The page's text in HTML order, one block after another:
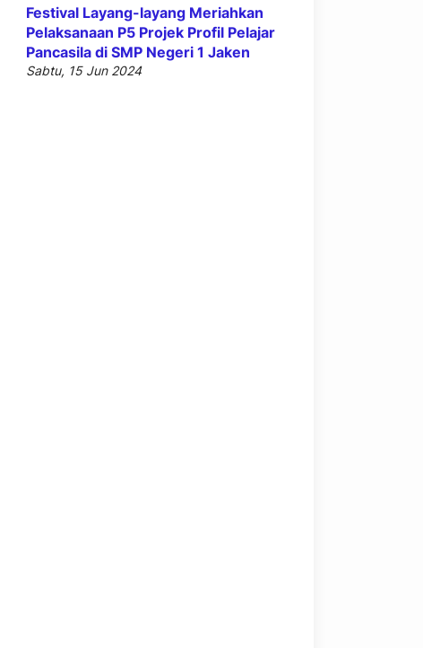
Festival Layang-layang Meriahkan
Pelaksanaan P5 Projek Profil Pelajar
Pancasila di SMP Negeri 1 Jaken
Sabtu, 15 Jun 2024